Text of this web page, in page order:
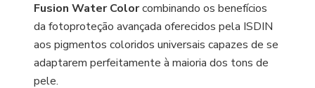
Fusion Water Colorcombinando os benefícios
da fotoproteção avançada oferecidos pela ISDIN
aos pigmentos coloridos universais capazes de se
adaptarem perfeitamente à maioria dos tons de
pele.